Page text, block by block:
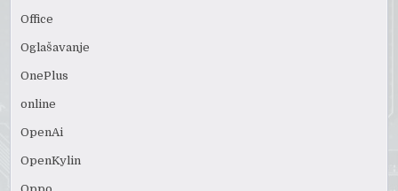
Office
Oglašavanje
OnePlus
online
OpenAi
OpenKylin